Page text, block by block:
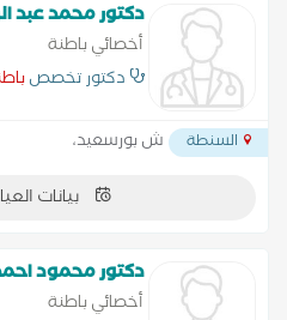
دكتور محمد عبد
أخصائي باطنة
دكتور تخصص
السنطة ش بورسعيد،
بيانات
دكتور محمود
أخصائي باطنة